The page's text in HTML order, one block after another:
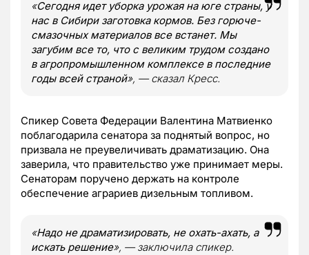
«Сегодня идет уборка урожая на юге страны, у
нас в Сибири заготовка кормов. Без горюче-
смазочных материалов все встанет. Мы
загубим все то, что с великим трудом создано
в агропромышленном комплексе в последние
годы всей страной», — сказал Кресс.
Спикер Совета Федерации Валентина Матвиенко
поблагодарила сенатора за поднятый вопрос, но
призвала не преувеличивать драматизацию. Она
заверила, что правительство уже принимает меры.
Сенаторам поручено держать на контроле
обеспечение аграриев дизельным топливом.
«Надо не драматизировать, не охать-ахать, а
искать решение», — заключила спикер.